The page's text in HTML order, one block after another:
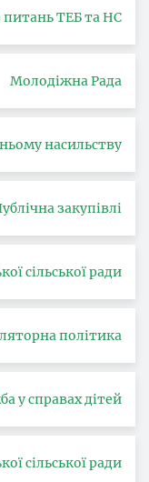
питань ТЕБ та НС
Молодіжна Рада
насильству
закупівлі
сільської ради
політика
у справах дітей
сільської ради